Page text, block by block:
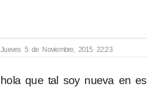
Jueves 5 de Noviembre, 2015 22:23
hola que tal soy nueva en